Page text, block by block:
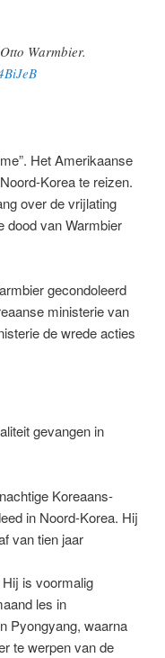
Warmbier.
Het Amerikaanse
Korea te reizen.
over de vrijlating
dood van Warmbier
gecondoleerd
ministerie van
de wrede acties
gevangen in
Koreaans-
in Noord-Korea. Hij
van tien jaar
is voormalig
les in
Pyongyang, waarna
te werpen van de